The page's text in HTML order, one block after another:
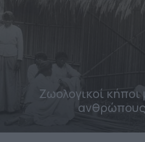
Ζωολογικοί κήποι
ανθρώπους